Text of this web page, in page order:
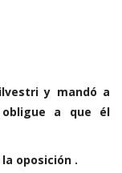
y mandó a
a que él
oposición .